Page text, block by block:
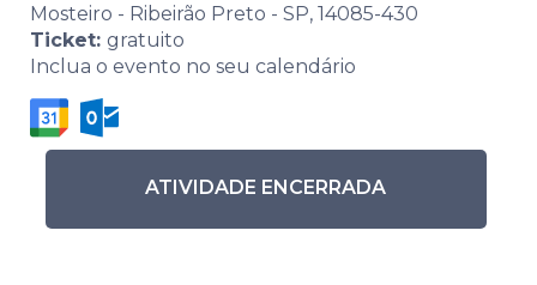
Mosteiro - Ribeirão Preto - SP, 14085-430
Ticket: gratuito
Inclua o evento no seu calendário
ATIVIDADE ENCERRADA